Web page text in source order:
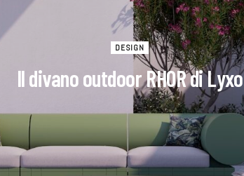
DESIGN
Il divano outdoor RHOR di Lyxo